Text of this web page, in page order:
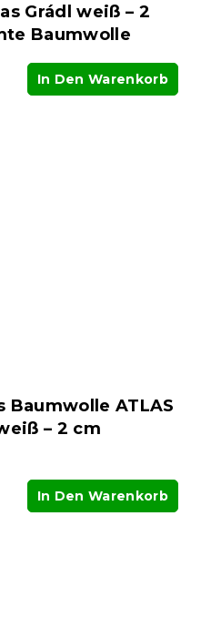
Grádl weiß – 2
Baumwolle
In Den Warenkorb
ATLAS
– 2 cm
In Den Warenkorb